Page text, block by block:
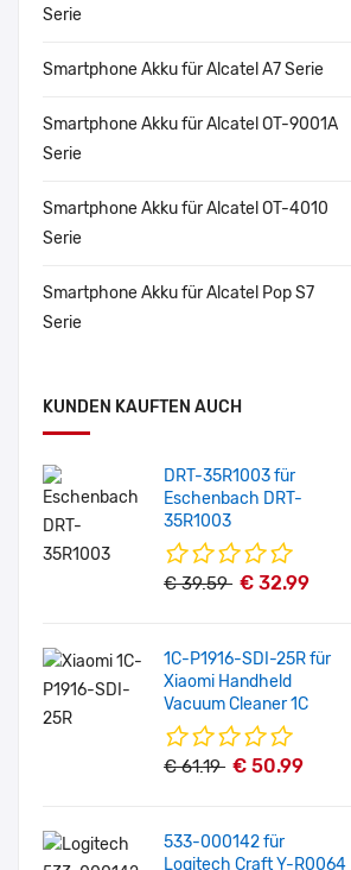
Serie
Smartphone Akku für Alcatel A7 Serie
Smartphone Akku für Alcatel OT-9001A
Serie
Smartphone Akku für Alcatel OT-4010
Serie
Smartphone Akku für Alcatel Pop S7
Serie
KUNDEN KAUFTEN AUCH
DRT-35R1003 für
Eschenbach DRT-
35R1003
€ 39.59 € 32.99
1C-P1916-SDI-25R für
Xiaomi Handheld
Vacuum Cleaner 1C
€ 61.19 € 50.99
533-000142 für
Logitech Craft Y-R0064